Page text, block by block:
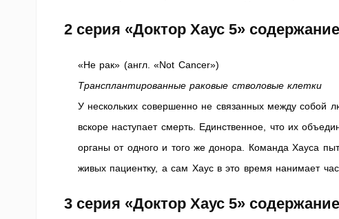
2 серия «Доктор Хаус 5» содержание
«Не рак» (англ. «Not Cancer»)
Трансплантированные раковые стволовые клетки
У нескольких совершенно не связанных между собой
вскоре наступает смерть. Единственное, что их
органы от одного и того же донора. Команда Хауса
живых пациентку, а сам Хаус в это время нанимает
3 серия «Доктор Хаус 5» содержание